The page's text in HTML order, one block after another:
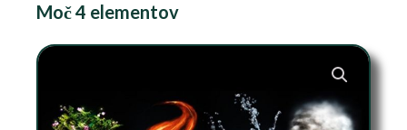
Moč 4 elementov